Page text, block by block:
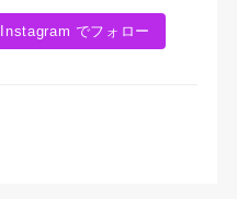
Instagram でフォロー